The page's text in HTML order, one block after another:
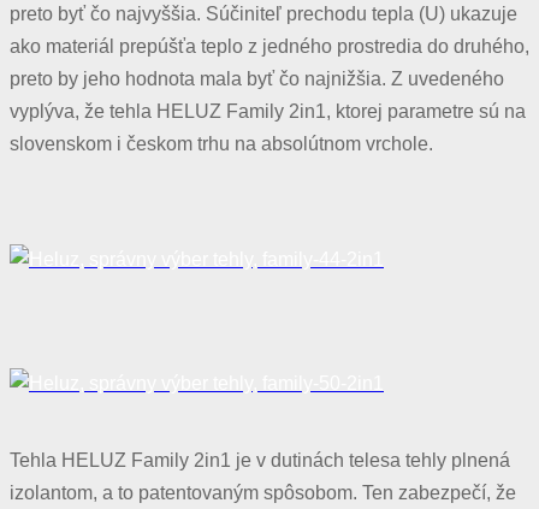
preto byť čo najvyššia. Súčiniteľ prechodu tepla (U) ukazuje
ako materiál prepúšťa teplo z jedného prostredia do druhého,
preto by jeho hodnota mala byť čo najnižšia. Z uvedeného
vyplýva, že tehla HELUZ Family 2in1, ktorej parametre sú na
slovenskom i českom trhu na absolútnom vrchole.
Tehla HELUZ Family 2in1 je v dutinách telesa tehly plnená
izolantom, a to patentovaným spôsobom. Ten zabezpečí, že